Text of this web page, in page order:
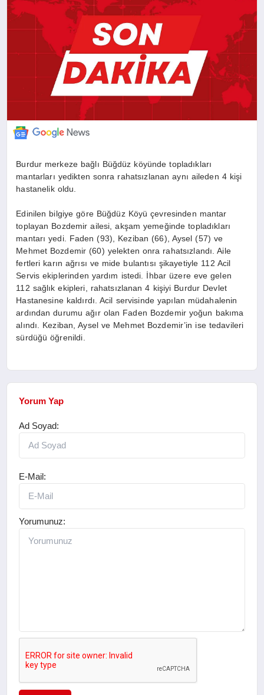
Burdur merkeze bağlı Büğdüz köyünde topladıkları
mantarları yedikten sonra rahatsızlanan aynı aileden 4 kişi
hastanelik oldu.
Edinilen bilgiye göre Büğdüz Köyü çevresinden mantar
toplayan Bozdemir ailesi, akşam yemeğinde topladıkları
mantarı yedi. Faden (93), Keziban (66), Aysel (57) ve
Mehmet Bozdemir (60) yelekten onra rahatsızlandı. Aile
fertleri karın ağrısı ve mide bulantısı şikayetiyle 112 Acil
Servis ekiplerinden yardım istedi. İhbar üzere eve gelen
112 sağlık ekipleri, rahatsızlanan 4 kişiyi Burdur Devlet
Hastanesine kaldırdı. Acil servisinde yapılan müdahalenin
ardından durumu ağır olan Faden Bozdemir yoğun bakıma
alındı. Keziban, Aysel ve Mehmet Bozdemir’in ise tedavileri
sürdüğü öğrenildi.
Yorum Yap
Ad Soyad:
E-Mail:
Yorumunuz: